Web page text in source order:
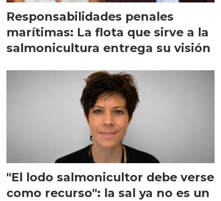
Responsabilidades penales
marítimas: La flota que sirve a la
salmonicultura entrega su visión
"El lodo salmonicultor debe verse
como recurso": la sal ya no es un